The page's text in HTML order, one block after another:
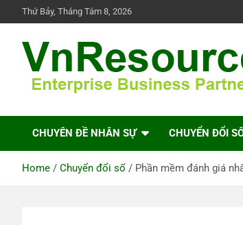
to
Thứ Bảy, Tháng Tám 8, 2026
VnResource Blog
CHUYÊN ĐỀ NHÂN SỰ CHUYỂN ĐỔI
Home Chuyển đổi số Phần mềm đánh giá